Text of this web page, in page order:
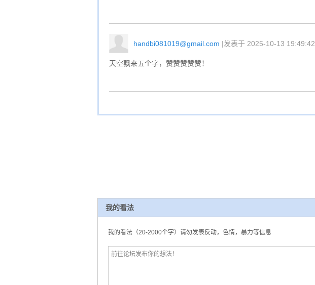
handbi081019@gmail.com |发表于 2025-10-13 19:49:42
天空飘来五个字，赞赞赞赞赞！
我的看法
我的看法（20-2000个字）请勿发表反动，色情，暴力等信息